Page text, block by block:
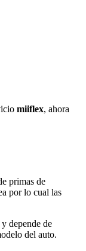
miiflex, ahora
primas de
por lo cual las
depende de
del auto.